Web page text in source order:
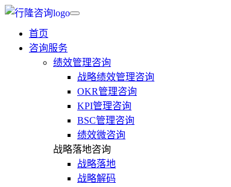
首页
咨询服务
绩效管理咨询
战略绩效管理咨询
OKR管理咨询
KPI管理咨询
BSC管理咨询
绩效微咨询
战略落地咨询
战略落地
战略解码